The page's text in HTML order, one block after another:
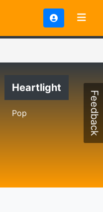
Heartlight
Pop Feedback